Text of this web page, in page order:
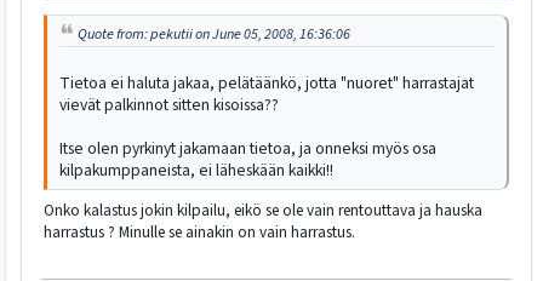
Quote from: pekutii on June 05, 2008, 16:36:06
Tietoa ei haluta jakaa, pelätäänkö, jotta "nuoret" harrastajat
vievät palkinnot sitten kisoissa??
Itse olen pyrkinyt jakamaan tietoa, ja onneksi myös osa
kilpakumppaneista, ei läheskään kaikki!!
Onko kalastus jokin kilpailu, eikö se ole vain rentouttava ja hauska
harrastus ? Minulle se ainakin on vain harrastus.